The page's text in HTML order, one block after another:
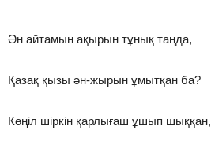
Ән айтамын ақырын тұнық таңда,
Қазақ қызы ән-жырын ұмытқан ба?
Көңіл шіркін қарлығаш ұшып шыққан,